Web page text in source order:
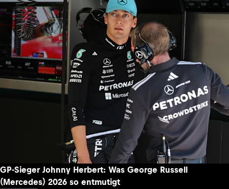
GP-Sieger Johnny Herbert: Was George Russell
(Mercedes) 2026 so entmutigt